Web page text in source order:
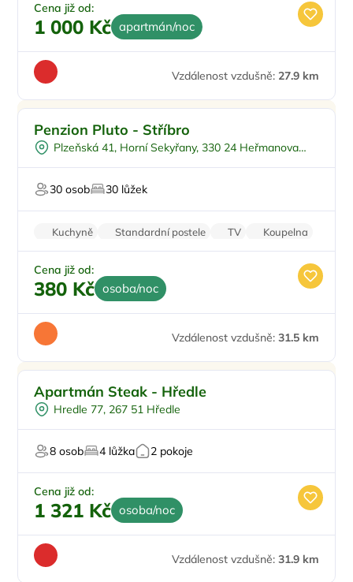
Cena již od:
1 000 Kč apartmán/noc
Vzdálenost vzdušně: 27.9 km
Pro turisty
Pro cyklisty
Pro dělníky
Penzion Pluto - Stříbro
Plzeňská 41, Horní Sekyřany, 330 24 Heřmanova
30 osob
30 lůžek
Kuchyně Standardní postele TV
Koupelna
Nekuřácký objekt
Cena již od:
380 Kč osoba/noc
Vzdálenost vzdušně: 31.5 km
Apartmán Steak - Hředle
Hredle 77, 267 51 Hředle
8 osob 4 lůžka 2 pokoje
Cena již od:
1 321 Kč osoba/noc
Vzdálenost vzdušně: 31.9 km